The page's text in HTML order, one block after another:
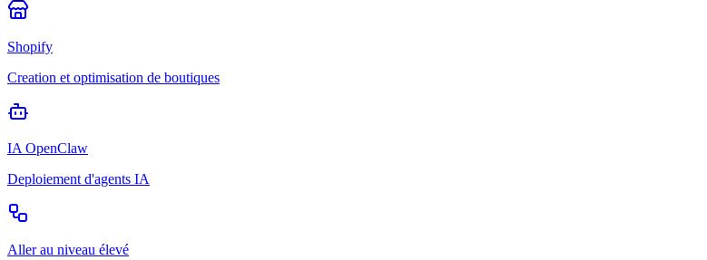
Shopify
Creation et optimisation de boutiques
IA OpenClaw
Deploiement d'agents IA
Aller au niveau élevé